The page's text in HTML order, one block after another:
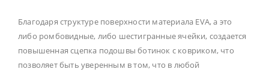
Благодаря структуре поверхности материала EVA, а это
либо ромбовидные, либо шестигранные ячейки, создается
повышенная сцепка подошвы ботинок с ковриком, что
позволяет быть уверенным в том, что в любой